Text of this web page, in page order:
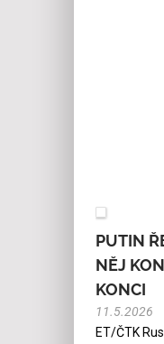
PUTIN
NĚJ
KONCI
11.5.2026
ET/ČTK